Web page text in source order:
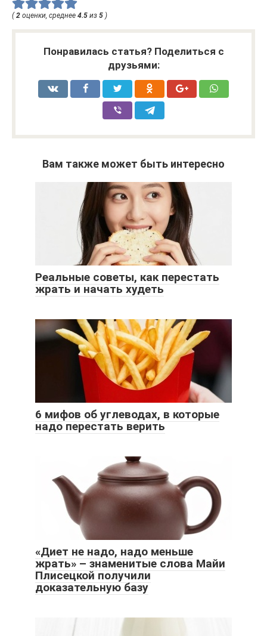
( 2 оценки, среднее 4.5 из 5 )
Понравилась статья? Поделиться с
друзьями:
Вам также может быть интересно
Реальные советы, как перестать
жрать и начать худеть
6 мифов об углеводах, в которые
надо перестать верить
«Диет не надо, надо меньше
жрать» – знаменитые слова Майи
Плисецкой получили
доказательную базу